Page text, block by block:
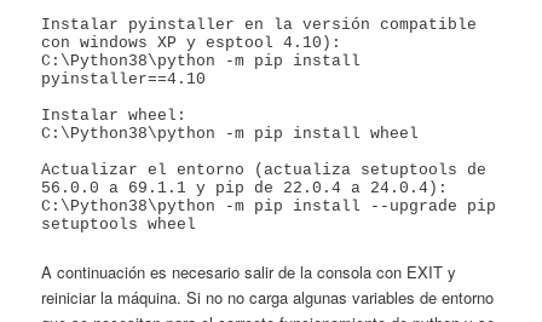
Instalar pyinstaller en la versión compatible
con windows XP y esptool 4.10):
C:\Python38\python -m pip install
pyinstaller==4.10
Instalar wheel:
C:\Python38\python -m pip install wheel
Actualizar el entorno (actualiza setuptools de
56.0.0 a 69.1.1 y pip de 22.0.4 a 24.0.4):
C:\Python38\python -m pip install --upgrade pip
A continuación es necesario salir de la consola con EXIT y
reiniciar la máquina. Si no no carga algunas variables de entorno